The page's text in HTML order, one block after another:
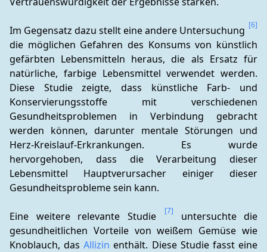
Im Gegensatz dazu stellt eine andere Untersuchung [6]
die möglichen Gefahren des Konsums von künstlich
gefärbten Lebensmitteln heraus, die als Ersatz für
natürliche, farbige Lebensmittel verwendet werden.
Diese Studie zeigte, dass künstliche Farb- und
Konservierungsstoffe mit verschiedenen
Gesundheitsproblemen in Verbindung gebracht
werden können, darunter mentale Störungen und
Herz-Kreislauf-Erkrankungen. Es wurde
hervorgehoben, dass die Verarbeitung dieser
Lebensmittel Hauptverursacher einiger dieser
Gesundheitsprobleme sein kann.
Eine weitere relevante Studie [7]
untersuchte die
gesundheitlichen Vorteile von weißem Gemüse wie
Knoblauch, das Allizin enthält. Diese Studie fasst eine